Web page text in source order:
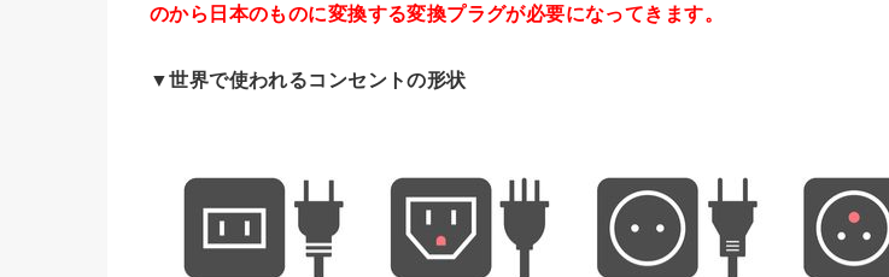
のから日本のものに変換する変換プラグが必要になってきます。
▼世界で使われるコンセントの形状